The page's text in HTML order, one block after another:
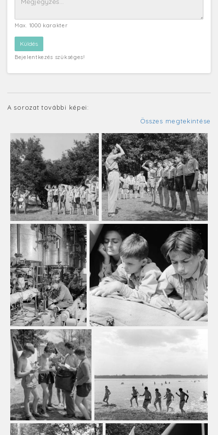
Max. 1000 karakter
Bejelentkezés szükséges!
A sorozat további képei:
Összes megtekintése